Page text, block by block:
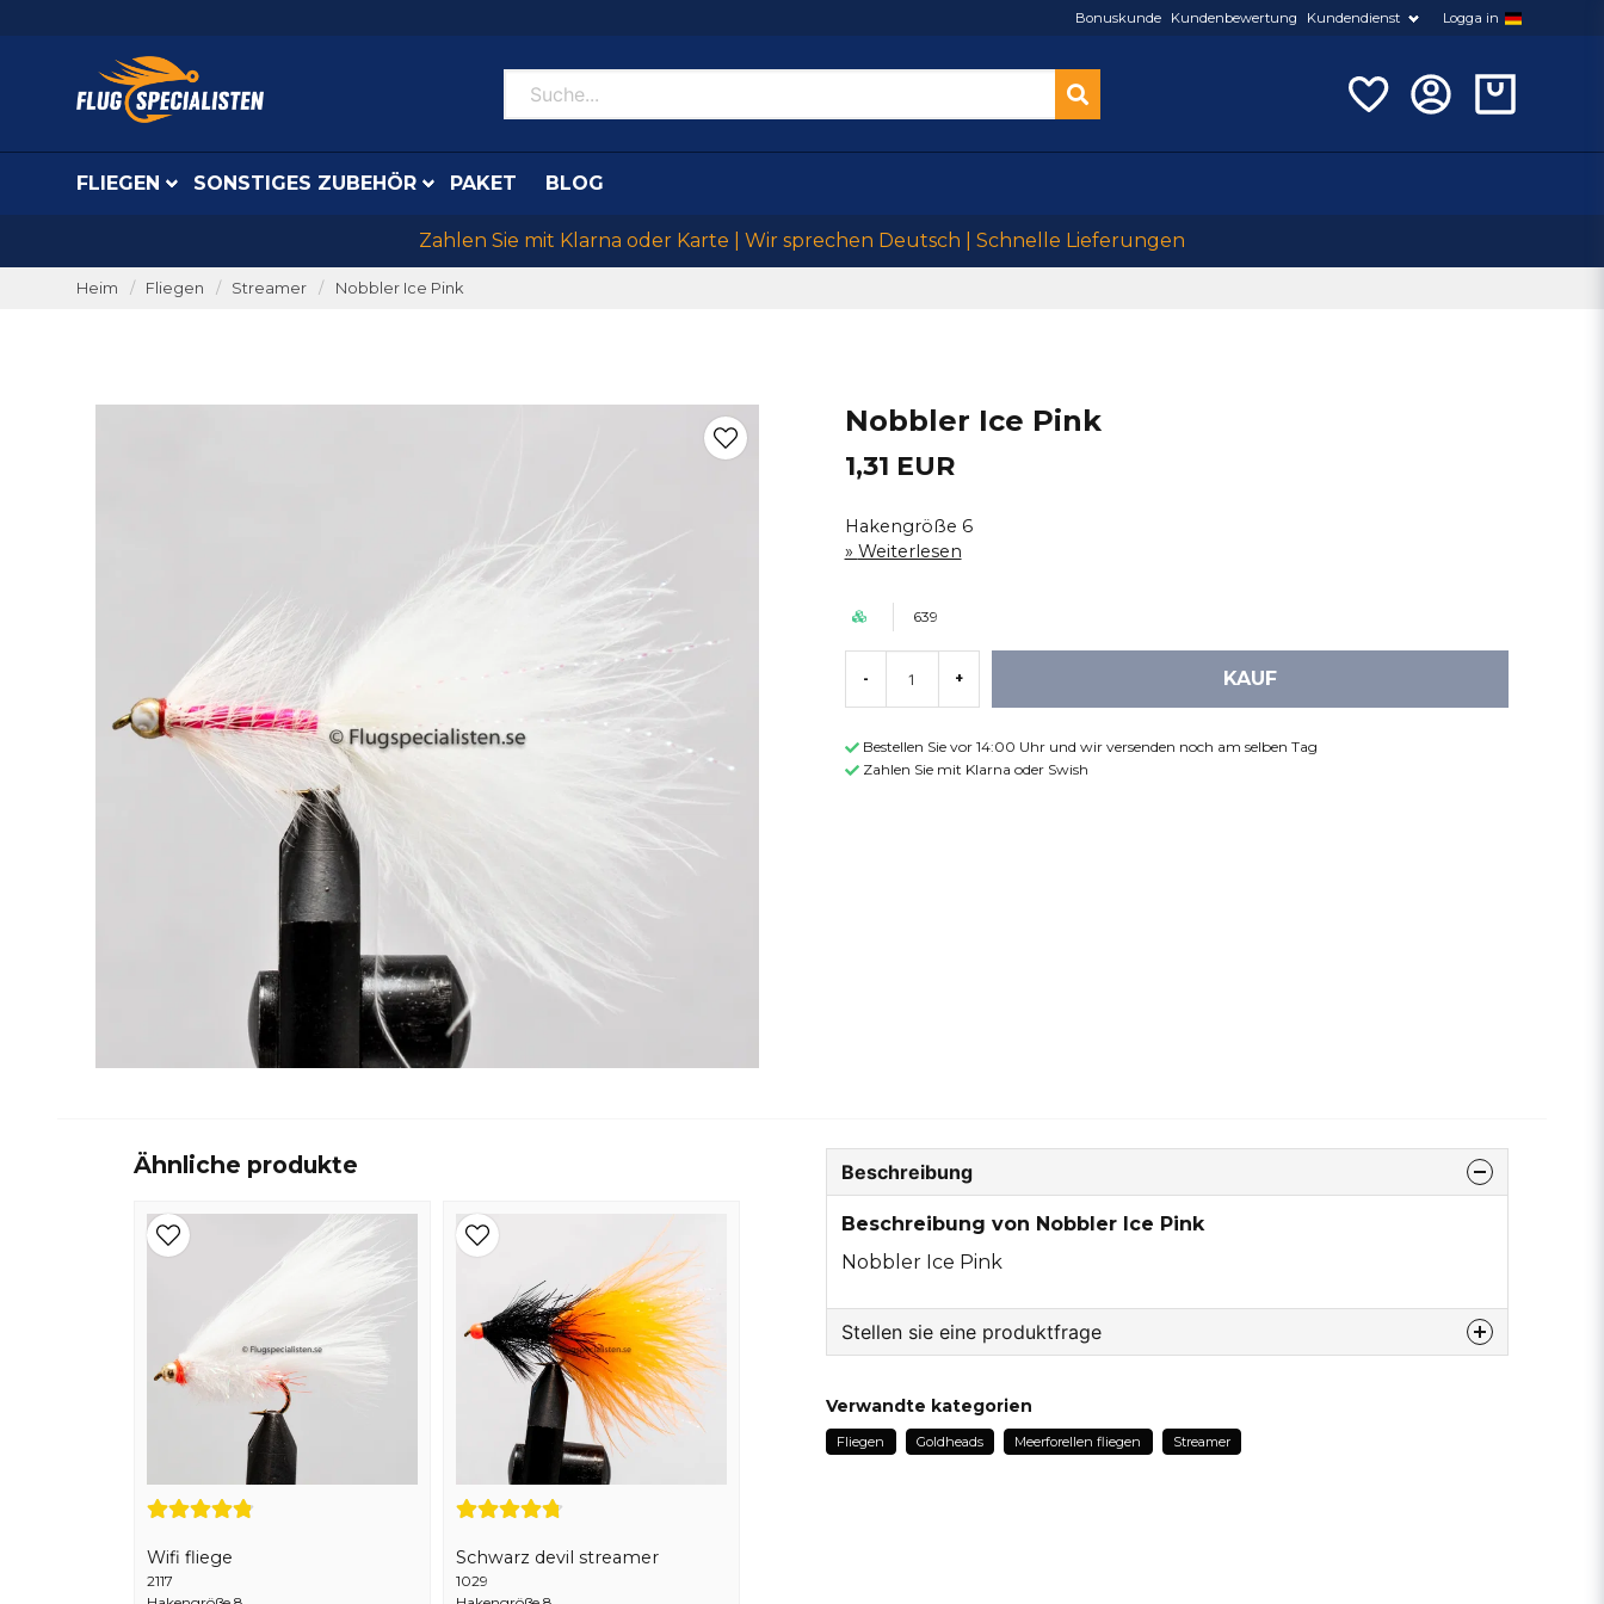
Bonuskunde Kundenbewertung Kundendienst Logga in
FLIEGEN SONSTIGES ZUBEHÖR PAKET BLOG
Zahlen Sie mit Klarna oder Karte | Wir sprechen Deutsch | Schnelle Lieferungen
Heim Fliegen Streamer Nobbler Ice Pink
Nobbler Ice Pink
1,31 EUR
Hakengröße 6
Weiterlesen
639
- + KAUF
Bestellen Sie vor 14:00 Uhr und wir versenden noch am selben Tag
Zahlen Sie mit Klarna oder Swish
Ähnliche produkte
Wifi fliege
2117
Schwarz devil streamer
1029
Beschreibung
Beschreibung von Nobbler Ice Pink
Nobbler Ice Pink
Stellen sie eine produktfrage
Fragen sie uns etwas zu diesem produkt...
Verwandte kategorien
Fliegen Goldheads Meerforellen fliegen Streamer